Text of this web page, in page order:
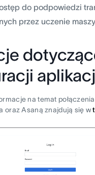
do podpowiedzi
przez uczenie
na temat
oraz Asaną znajdują się w